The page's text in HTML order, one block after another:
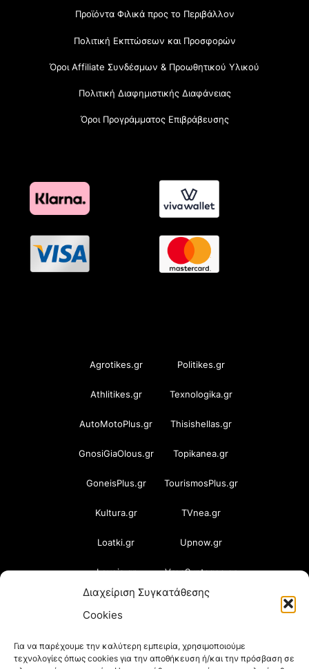
Διαχείριση Συγκατάθεσης
Cookies
Για να παρέχουμε την καλύτερη εμπειρία, χρησιμοποιούμε
τεχνολογίες όπως cookies για την αποθήκευση ή/και την πρόσβαση σε
Προϊόντα Φιλικά προς το Περιβάλλον
Πολιτική Εκπτώσεων και Προσφορών
Όροι Affiliate Συνδέσμων & Προωθητικού Υλικού
Πολιτική Διαφημιστικής Διαφάνειας
Όροι Προγράμματος Επιβράβευσης
Agrotikes.gr Politikes.gr
Athlitikes.gr Texnologika.gr
AutoMotoPlus.gr Thisishellas.gr
GnosiGiaOlous.gr Topikanea.gr
GoneisPlus.gr TourismosPlus.gr
Kultura.gr TVnea.gr
Loatki.gr Upnow.gr
Loveis.gr VresSyntages.gr
ModernaGynaika.gr Xristianika.gr
Oikotropia.gr ZoumeSpiti.gr